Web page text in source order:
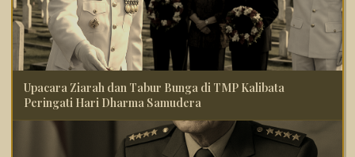
Upacara Ziarah dan Tabur Bunga di TMP Kalibata
Peringati Hari Dharma Samudera